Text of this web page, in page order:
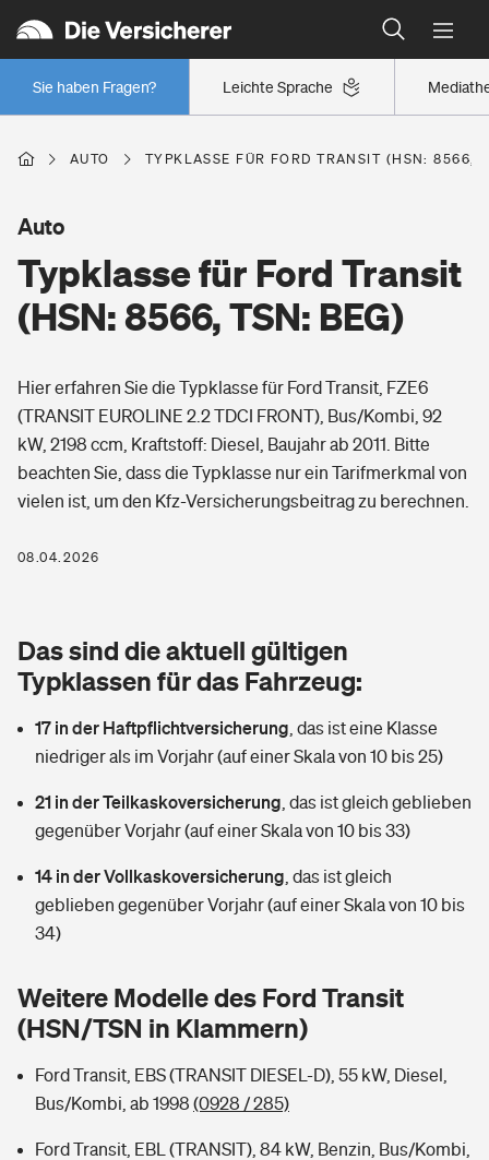
Leichte Sprache
Sie haben Fragen?
Wer versichert was: Jetzt Versicherer finden
Regionalklassen: So ist Ihre Region eingestuft
Wer versichert was: Jetzt Versicherer finden
Berufsunfähigkeitsversicherung
Erwerbsunfähigkeitsversicherung
Grundfähigkeitsversicherung
Arbeitsrechtsschutz
Berufshaftpflichtversicherung
Zur Übersicht
Tools
Wer versichert was: Jetzt Versicherer finden
Sie haben Fragen?
Wohnen
Glasversicherung
Mietkautionsversicherung
Restkreditversicherung
Zur Übersicht
Hochwasser-Check: Wie gefährdet ist Ihr Haus?
Wer versichert was: Jetzt Versicherer finden
Sie haben Fragen?
Freizeit
Pri­vate Haft­pflicht­
Kinderunfall­ver­si­che­rung
Kinderinvalidität
Reiseversicherung
Pferdehalter-Haftpflicht
Private Cyberversicherung
Musikinstrumentenversicherung
Zur Übersicht
Gesundheit
Private Krankenversicherung
Dread-Disease-Versicherung
Tierkrankenversicherung
Wer versichert was: Jetzt Versicherer finden
Sie haben Fragen?
Rentenrechner: Wie viel Geld bekomme ich im Alter?
AUTO TYPKLASSE FÜR FORD TRANSIT (HSN: 8566,
Typklasse für Ford Transit
(HSN: 8566, TSN: BEG)
Auto
Hier erfahren Sie die Typklasse für Ford Transit, FZE6
(TRANSIT EUROLINE 2.2 TDCI FRONT), Bus/Kombi, 92
kW, 2198 ccm, Kraftstoff: Diesel, Baujahr ab 2011. Bitte
beachten Sie, dass die Typklasse nur ein Tarifmerkmal von
vielen ist, um den Kfz-Versicherungsbeitrag zu berechnen.
08.04.2026
Das sind die aktuell gültigen
Typklassen für das Fahrzeug:
17 in der Haftpflichtversicherung das ist eine Klasse
niedriger als im Vorjahr (auf einer Skala von 10 bis 25)
21 in der Teilkaskoversicherung das ist gleich geblieben
gegenüber Vorjahr (auf einer Skala von 10 bis 33)
14 in der Vollkaskoversicherung das ist gleich
geblieben gegenüber Vorjahr (auf einer Skala von 10 bis
34)
Weitere Modelle des Ford Transit
(HSN/TSN in Klammern)
Ford Transit, EBS (TRANSIT DIESEL-D), 55 kW, Diesel,
Bus/Kombi, ab 1998 (0928 / 285)
Ford Transit, EBL (TRANSIT), 84 kW, Benzin, Bus/Kombi,